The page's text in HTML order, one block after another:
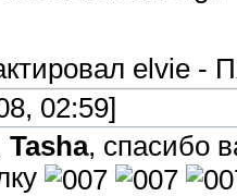
elvie -
02:59]
Tasha, спасибо